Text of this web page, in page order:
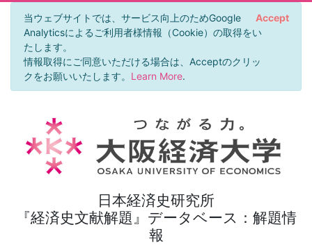
当ウェブサイトでは、サービス向上のためGoogle
Analyticsによるご利用者様情報（Cookie）の取得をい
たします。
情報取得にご同意いただける場合は、Acceptのクリッ
クをお願いいたします。 Learn More.
Accept
日本経済史研究所
『経済史文献解題』データベース：解題情
報